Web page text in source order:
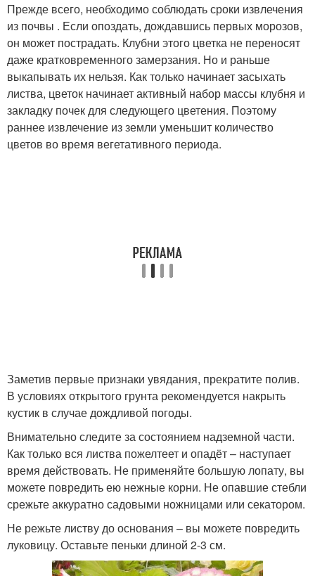
Прежде всего, необходимо соблюдать сроки извлечения
из почвы . Если опоздать, дождавшись первых морозов,
он может пострадать. Клубни этого цветка не переносят
даже кратковременного замерзания. Но и раньше
выкапывать их нельзя. Как только начинает засыхать
листва, цветок начинает активный набор массы клубня и
закладку почек для следующего цветения. Поэтому
раннее извлечение из земли уменьшит количество
цветов во время вегетативного периода.
Заметив первые признаки увядания, прекратите полив.
В условиях открытого грунта рекомендуется накрыть
кустик в случае дождливой погоды.
Внимательно следите за состоянием надземной части.
Как только вся листва пожелтеет и опадёт – наступает
время действовать. Не применяйте большую лопату, вы
можете повредить ею нежные корни. Не опавшие стебли
срежьте аккуратно садовыми ножницами или секатором.
Не режьте листву до основания – вы можете повредить
луковицу. Оставьте пеньки длиной 2-3 см.